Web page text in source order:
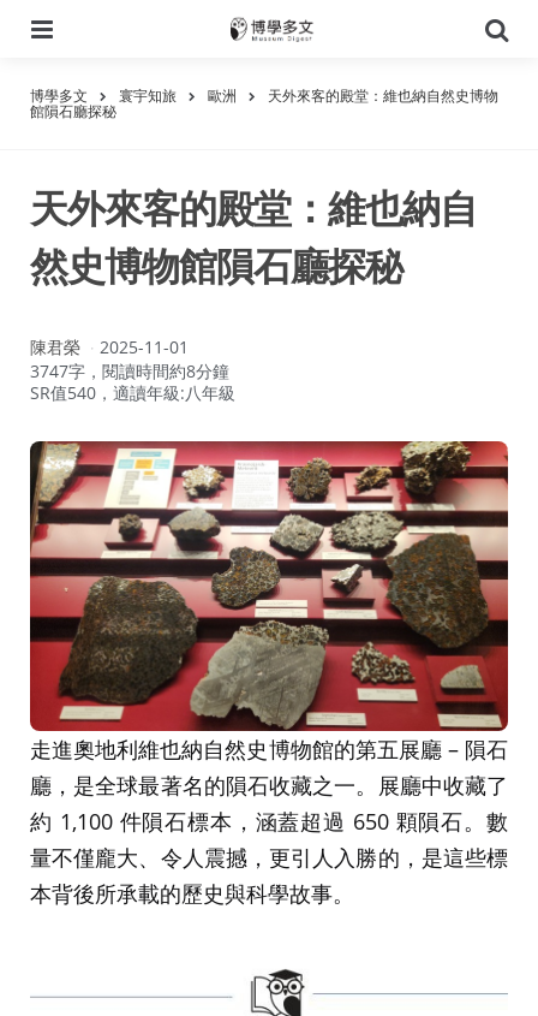
尋
博學多文 寰宇知旅 歐洲 天外來客的殿堂：維也納自然史博物
館隕石廳探秘
天外來客的殿堂：維也納自
然史博物館隕石廳探秘
作
者：
陳君榮
2025-11-01
3747字，閱讀時間約8分鐘
SR值540，適讀年級:八年級
走進奧地利維也納自然史博物館的第五展廳 – 隕石
廳，是全球最著名的隕石收藏之一。展廳中收藏了
約 1,100 件隕石標本，涵蓋超過 650 顆隕石。數
量不僅龐大、令人震撼，更引人入勝的，是這些標
本背後所承載的歷史與科學故事。